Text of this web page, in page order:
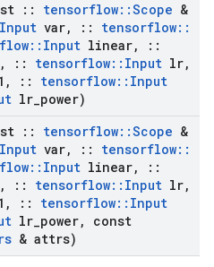
:: tensorflow::Scope &
Input var, :: tensorflow::
:: Input linear,
::
, :: tensorflow:: Input lr,
, :: tensorflow:: Input
lr power)
:: tensorflow::Scope &
Input var, :: tensorflow::
:: Input linear,
::
, :: tensorflow:: Input lr,
, :: tensorflow:: Input
lr power,
const
& attrs)